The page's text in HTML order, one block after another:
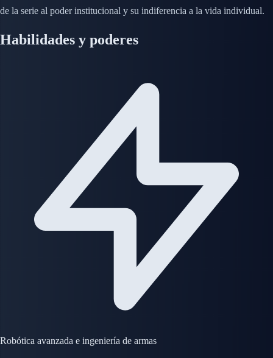
de la serie al poder institucional y su indiferencia a la vida individual.
Habilidades y poderes
Robótica avanzada e ingeniería de armas